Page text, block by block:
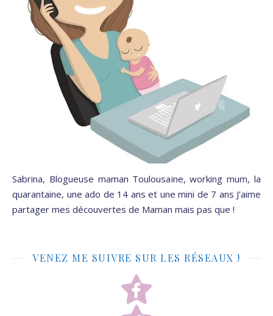
Sabrina, Blogueuse maman Toulousaine, working mum, la
quarantaine, une ado de 14 ans et une mini de 7 ans J'aime
partager mes découvertes de Maman mais pas que !
VENEZ ME SUIVRE SUR LES RÉSEAUX !